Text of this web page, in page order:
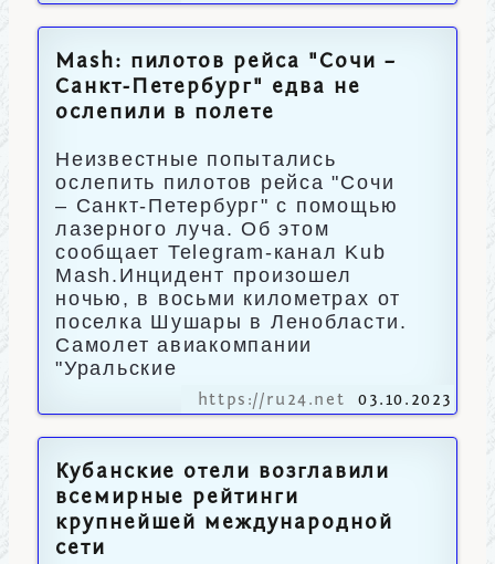
Mash: пилотов рейса "Сочи –
Санкт-Петербург" едва не
ослепили в полете
Неизвестные попытались
ослепить пилотов рейса "Сочи
– Санкт-Петербург" с помощью
лазерного луча. Об этом
сообщает Telegram-канал Kub
Mash.Инцидент произошел
ночью, в восьми километрах от
поселка Шушары в Ленобласти.
Самолет авиакомпании
"Уральские
https://ru24.net 03.10.2023
Кубанские отели возглавили
всемирные рейтинги
крупнейшей международной
сети